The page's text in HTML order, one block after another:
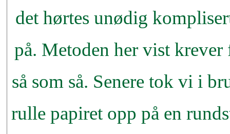
det hørtes unødig
på. Metoden her vist
så som så. Senere tok vi i
rulle papiret opp på en